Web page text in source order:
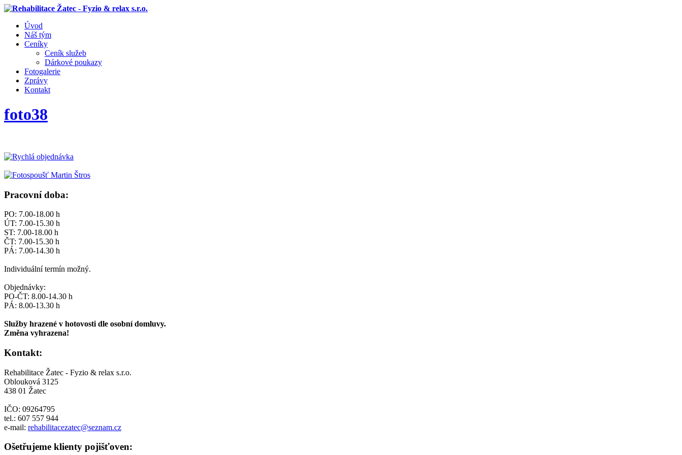
Úvod
Náš tým
Ceníky
Ceník služeb
Dárkové poukazy
Fotogalerie
Zprávy
Kontakt
foto38
Pracovní doba:
PO: 7.00-18.00 h
ÚT: 7.00-15.30 h
ST: 7.00-18.00 h
ČT: 7.00-15.30 h
PÁ: 7.00-14.30 h
Individuální termín možný.
Objednávky:
PO-ČT: 8.00-14.30 h
PÁ: 8.00-13.30 h
Služby hrazené v hotovosti dle osobní domluvy.
Změna vyhrazena!
Kontakt:
Rehabilitace Žatec - Fyzio & relax s.r.o.
Oblouková 3125
438 01 Žatec
IČO: 09264795
tel.: 607 557 944
e-mail: rehabilitacezatec@seznam.cz
Ošetřujeme klienty pojišťoven: